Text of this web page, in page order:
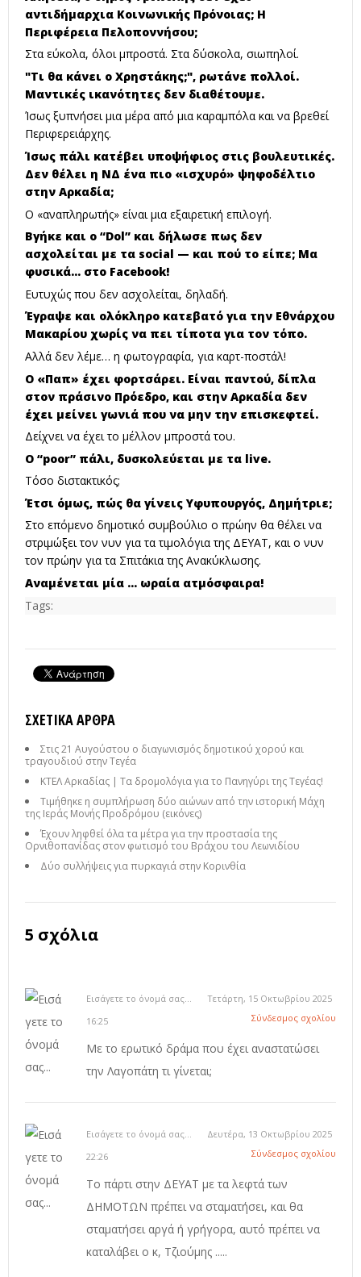
αντιδήμαρχια Κοινωνικής Πρόνοιας; Η
Περιφέρεια Πελοποννήσου;
Στα εύκολα, όλοι μπροστά. Στα δύσκολα, σιωπηλοί.
"Τι θα κάνει ο Χρηστάκης;", ρωτάνε πολλοί.
Μαντικές ικανότητες δεν διαθέτουμε.
Ίσως ξυπνήσει μια μέρα από μια καραμπόλα και να βρεθεί
Περιφερειάρχης.
Ίσως πάλι κατέβει υποψήφιος στις βουλευτικές.
Δεν θέλει η ΝΔ ένα πιο «ισχυρό» ψηφοδέλτιο
στην Αρκαδία;
Ο «αναπληρωτής» είναι μια εξαιρετική επιλογή.
Βγήκε και ο “Dol” και δήλωσε πως δεν
ασχολείται με τα social — και πού το είπε; Μα
φυσικά… στο Facebook!
Ευτυχώς που δεν ασχολείται, δηλαδή.
Έγραψε και ολόκληρο κατεβατό για την Εθνάρχου
Μακαρίου χωρίς να πει τίποτα για τον τόπο.
Αλλά δεν λέμε… η φωτογραφία, για καρτ-ποστάλ!
Ο «Παπ» έχει φορτσάρει. Είναι παντού, δίπλα
στον πράσινο Πρόεδρο, και στην Αρκαδία δεν
έχει μείνει γωνιά που να μην την επισκεφτεί.
Δείχνει να έχει το μέλλον μπροστά του.
Ο “poor” πάλι, δυσκολεύεται με τα live.
Τόσο διστακτικός;
Έτσι όμως, πώς θα γίνεις Υφυπουργός, Δημήτριε;
Στο επόμενο δημοτικό συμβούλιο ο πρώην θα θέλει να
στριμώξει τον νυν για τα τιμολόγια της ΔΕΥΑΤ, και ο νυν
τον πρώην για τα Σπιτάκια της Ανακύκλωσης.
Αναμένεται μία … ωραία ατμόσφαιρα!
Tags:
ΣΧΕΤΙΚΆ ΆΡΘΡΑ
Στις 21 Αυγούστου ο διαγωνισμός δημοτικού χορού και
τραγουδιού στην Τεγέα
ΚΤΕΛ Αρκαδίας | Τα δρομολόγια για το Πανηγύρι της Τεγέας!
Τιμήθηκε η συμπλήρωση δύο αιώνων από την ιστορική Μάχη
της Ιεράς Μονής Προδρόμου (εικόνες)
Έχουν ληφθεί όλα τα μέτρα για την προστασία της
Ορνιθοπανίδας στον φωτισμό του Βράχου του Λεωνιδίου
Δύο συλλήψεις για πυρκαγιά στην Κορινθία
5 σχόλια
Εισάγετε το όνομά σας...
Τετάρτη, 15 Οκτωβρίου 2025
16:25
Σύνδεσμος σχολίου
Με το ερωτικό δράμα που έχει αναστατώσει
την Λαγοπάτη τι γίνεται;
Εισάγετε το όνομά σας...
Δευτέρα, 13 Οκτωβρίου 2025
22:26
Σύνδεσμος σχολίου
Το πάρτι στην ΔΕΥΑΤ με τα λεφτά των
ΔΗΜΟΤΩΝ πρέπει να σταματήσει, και θα
σταματήσει αργά ή γρήγορα, αυτό πρέπει να
καταλάβει ο κ, Τζιούμης .....